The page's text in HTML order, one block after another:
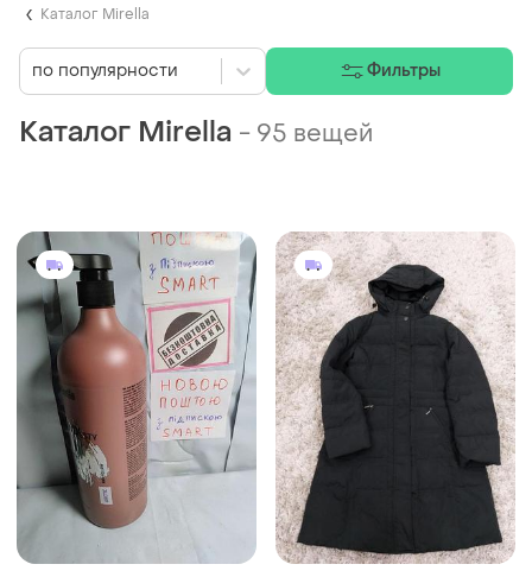
Каталог Mirella
Каталог Mirella - 95 вещей
по популярности Фильтры